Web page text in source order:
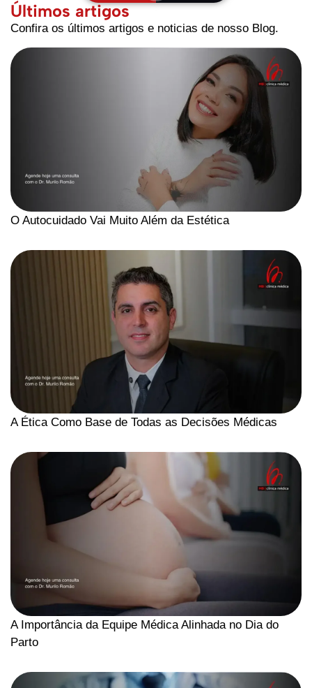
Últimos artigos
Confira os últimos artigos e noticias de nosso Blog.
O Autocuidado Vai Muito Além da Estética
A Ética Como Base de Todas as Decisões Médicas
A Importância da Equipe Médica Alinhada no Dia do
Parto